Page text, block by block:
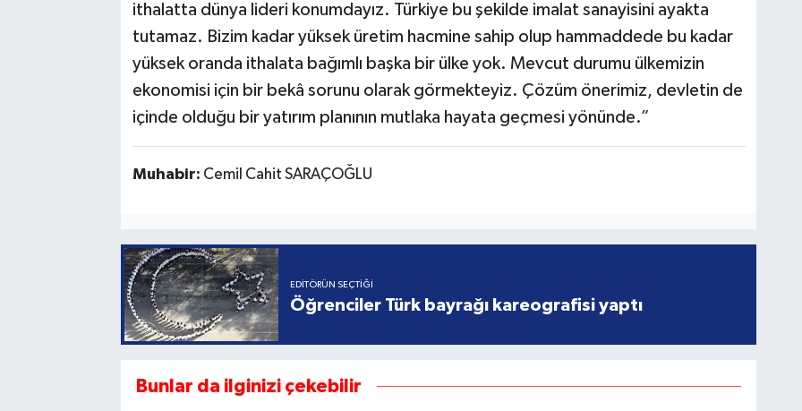
ithalatta dünya lideri konumdayız. Türkiye bu şekilde imalat sanayisini ayakta
tutamaz. Bizim kadar yüksek üretim hacmine sahip olup hammaddede bu kadar
yüksek oranda ithalata bağımlı başka bir ülke yok. Mevcut durumu ülkemizin
ekonomisi için bir bekâ sorunu olarak görmekteyiz. Çözüm önerimiz, devletin de
içinde olduğu bir yatırım planının mutlaka hayata geçmesi yönünde.”
Muhabir: Cemil Cahit SARAÇOĞLU
EDITÖRÜN SEÇTIĞI
Öğrenciler Türk bayrağı kareografisi yaptı
Bunlar da ilginizi çekebilir